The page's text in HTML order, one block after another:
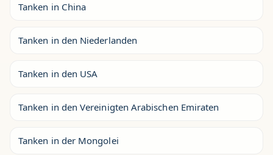
Tanken in China
Tanken in den Niederlanden
Tanken in den USA
Tanken in den Vereinigten Arabischen Emiraten
Tanken in der Mongolei